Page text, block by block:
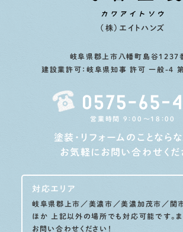
（株）エイトハンズ
岐阜県郡上市八幡町島谷1237
建設業許可：岐阜県知事 許可 一般-4
営業時間 9：00〜18：00
塗装・リフォームのことなら
お気軽にお問い合わせくだ
対応エリア
岐阜県郡上市／美濃市／美濃加茂市／関
ほか
上記以外の場所でも対応可能です。
お問い合わせください！